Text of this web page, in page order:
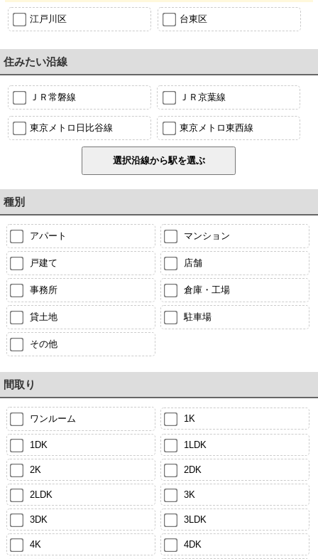
江戸川区 台東区
住みたい沿線
ＪＲ常磐線 ＪＲ京葉線
東京メトロ日比谷線 東京メトロ東西線
種別
アパート マンション
戸建て 店舗
事務所 倉庫・工場
貸土地 駐車場
その他
間取り
ワンルーム 1K
1DK 1LDK
2K 2DK
2LDK 3K
3DK 3LDK
4K 4DK